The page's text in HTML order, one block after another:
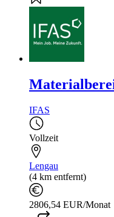
IFAS
Vollzeit
Lengau
(4 km entfernt)
2806,54 EUR/Monat